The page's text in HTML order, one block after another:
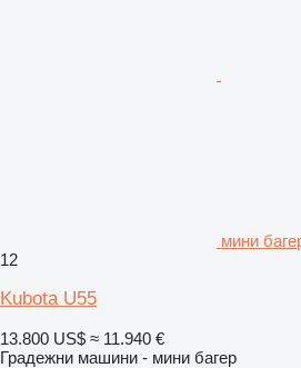
мини
12
Kubota U55
13.800 US$ ≈ 11.940 €
Градежни машини - мини багер